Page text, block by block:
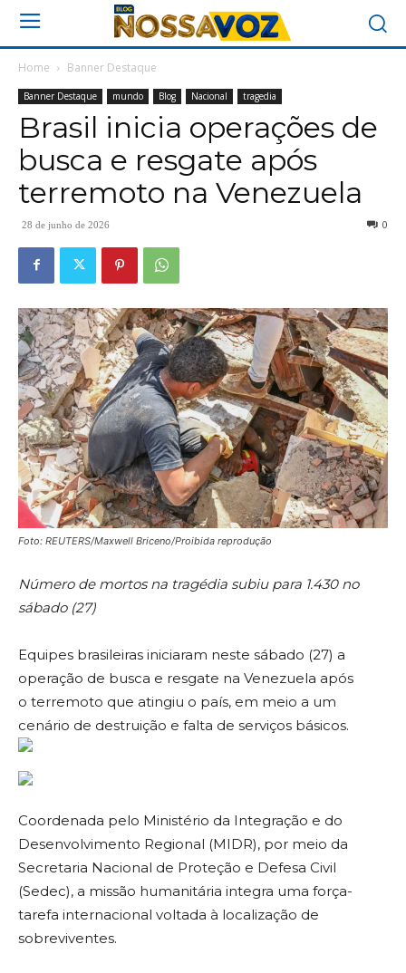
Home Banner Destaque
Banner Destaque mundo Blog Nacional tragedia
Brasil inicia operações de
busca e resgate após
terremoto na Venezuela
28 de junho de 2026 0
Foto: REUTERS/Maxwell Briceno/Proibida reprodução
Número de mortos na tragédia subiu para 1.430 no
sábado (27)
Equipes brasileiras iniciaram neste sábado (27) a
operação de busca e resgate na Venezuela após
o terremoto que atingiu o país, em meio a um
cenário de destruição e falta de serviços básicos.
Coordenada pelo Ministério da Integração e do
Desenvolvimento Regional (MIDR), por meio da
Secretaria Nacional de Proteção e Defesa Civil
(Sedec), a missão humanitária integra uma força-
tarefa internacional voltada à localização de
sobreviventes.